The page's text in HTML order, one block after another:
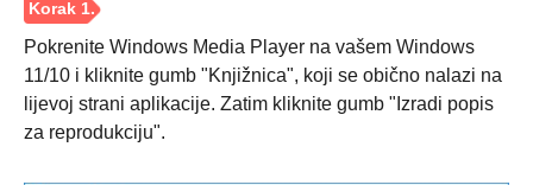
Pokrenite Windows Media Player na vašem Windows
11/10 i kliknite gumb "Knjižnica", koji se obično nalazi na
lijevoj strani aplikacije. Zatim kliknite gumb "Izradi popis
za reprodukciju".